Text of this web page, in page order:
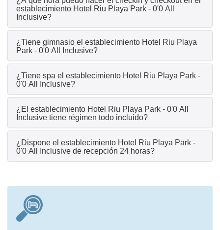
establecimiento Hotel Riu Playa Park - 0'0 All
Inclusive?
¿Tiene gimnasio el establecimiento Hotel Riu Playa
Park - 0'0 All Inclusive?
¿Tiene spa el establecimiento Hotel Riu Playa Park -
0'0 All Inclusive?
¿El establecimiento Hotel Riu Playa Park - 0'0 All
Inclusive tiene régimen todo incluido?
¿Dispone el establecimiento Hotel Riu Playa Park -
0'0 All Inclusive de recepción 24 horas?